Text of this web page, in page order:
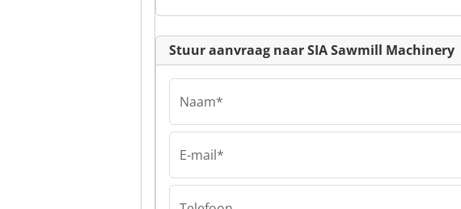
SIA Sawmill Machinery
Advertentie
Stuur aanvraag naar SIA Sawmill Machinery
Naam*
E-mail*